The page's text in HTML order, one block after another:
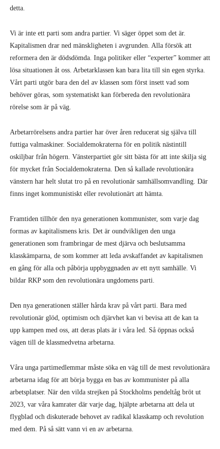
detta.
Vi är inte ett parti som andra partier. Vi säger öppet som det är.
Kapitalismen drar ned mänskligheten i avgrunden. Alla försök att
reformera den är dödsdömda. Inga politiker eller “experter” kommer att
lösa situationen åt oss. Arbetarklassen kan bara lita till sin egen styrka.
Vårt parti utgör bara den del av klassen som först insett vad som
behöver göras, som systematiskt kan förbereda den revolutionära
rörelse som är på väg.
Arbetarrörelsens andra partier har över åren reducerat sig själva till
futtiga valmaskiner. Socialdemokraterna för en politik nästintill
oskiljbar från högern. Vänsterpartiet gör sitt bästa för att inte skilja sig
för mycket från Socialdemokraterna. Den så kallade revolutionära
vänstern har helt slutat tro på en revolutionär samhällsomvandling. Där
finns inget kommunistiskt eller revolutionärt att hämta.
Framtiden tillhör den nya generationen kommunister, som varje dag
formas av kapitalismens kris. Det är oundvikligen den unga
generationen som frambringar de mest djärva och beslutsamma
klasskämparna, de som kommer att leda avskaffandet av kapitalismen
en gång för alla och påbörja uppbyggnaden av ett nytt samhälle. Vi
bildar RKP som den revolutionära ungdomens parti.
Den nya generationen ställer hårda krav på vårt parti. Bara med
revolutionär glöd, optimism och djärvhet kan vi bevisa att de kan ta
upp kampen med oss, att deras plats är i våra led. Så öppnas också
vägen till de klassmedvetna arbetarna.
Våra unga partimedlemmar måste söka en väg till de mest revolutionära
arbetarna idag för att börja bygga en bas av kommunister på alla
arbetsplatser. När den vilda strejken på Stockholms pendeltåg bröt ut
2023, var våra kamrater där varje dag, hjälpte arbetarna att dela ut
flygblad och diskuterade behovet av radikal klasskamp och revolution
med dem. På så sätt vann vi en av arbetarna.